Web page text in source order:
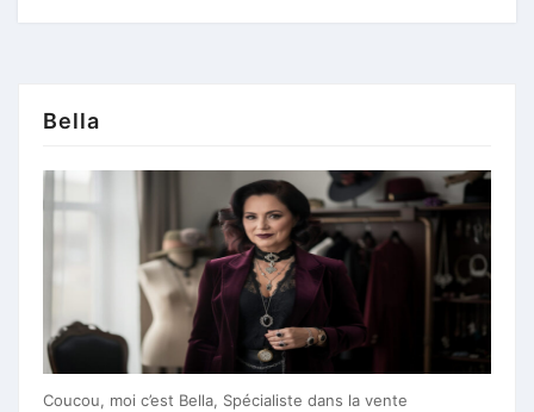
Bella
Coucou, moi c’est Bella, Spécialiste dans la vente